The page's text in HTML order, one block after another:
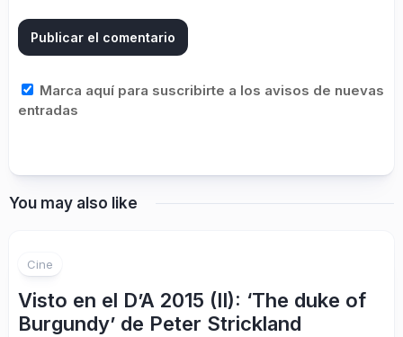
Marca aquí para suscribirte a los avisos de nuevas
entradas
You may also like
Cine
Visto en el D’A 2015 (II): ‘The duke of
Burgundy’ de Peter Strickland